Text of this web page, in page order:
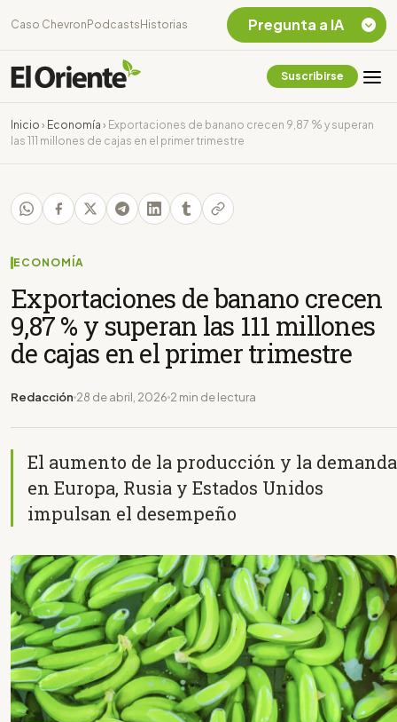
Caso Chevron Podcasts Historias
Suscribirse
Inicio › Economía › Exportaciones de banano crecen 9,87 % y superan
las 111 millones de cajas en el primer trimestre
ECONOMÍA
Exportaciones de banano crecen
9,87 % y superan las 111 millones
de cajas en el primer trimestre
Redacción 28 de abril, 2026 2 min de lectura
El aumento de la producción y la demanda
en Europa, Rusia y Estados Unidos
impulsan el desempeño
Pregunta a IA
Chevron Ecuador